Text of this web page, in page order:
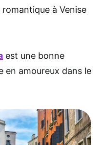
à Venise
est une bonne
en amoureux dans le